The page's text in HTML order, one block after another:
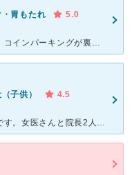
胃もたれ
5.0
初めて行きました。王寺駅前でしたが、コインパーキングが裏手にあったので、車でも行けるところでした。 誰かの紹介でもなかったので、ドキドキしました。 クリニックはビルの3階にあって、エレベーターか階
子供）
4.5
以前私のピロリ除菌をして頂いた病院です。女医さんと院長2人の医師がおり、今回は、娘の腹痛で院長の診察を受けました。とても優しい物言いで、娘もリラックスして応答出来てました。こちらでは子どもの採血など検